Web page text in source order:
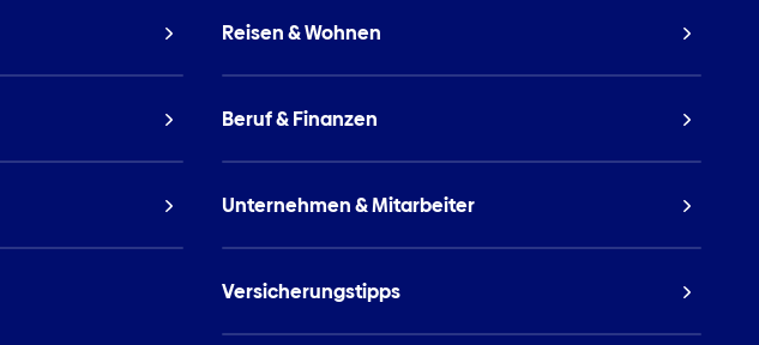
Reisen & Wohnen
Beruf & Finanzen
Unternehmen & Mitarbeiter
Versicherungstipps